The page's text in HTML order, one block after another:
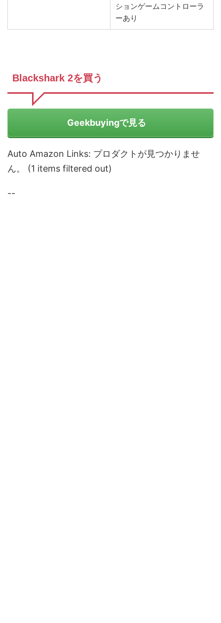
ションゲームコントローラ
ーあり
Blackshark 2を買う
Geekbuyingで見る
Auto Amazon Links: プロダクトが見つかりませ
ん。 (1 items filtered out)
--